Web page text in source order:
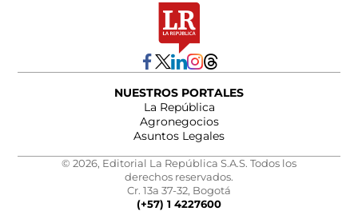
NUESTROS PORTALES
La República
Agronegocios
Asuntos Legales
© 2026, Editorial La República S.A.S. Todos los
derechos reservados.
Cr. 13a 37-32, Bogotá
(+57) 1 4227600